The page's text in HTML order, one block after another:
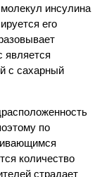
инсулина
его
является
с сахарный
по
количество
страдает